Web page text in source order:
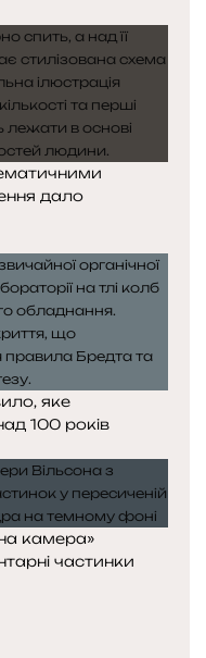
дало
яке
100 років
камера»
частинки